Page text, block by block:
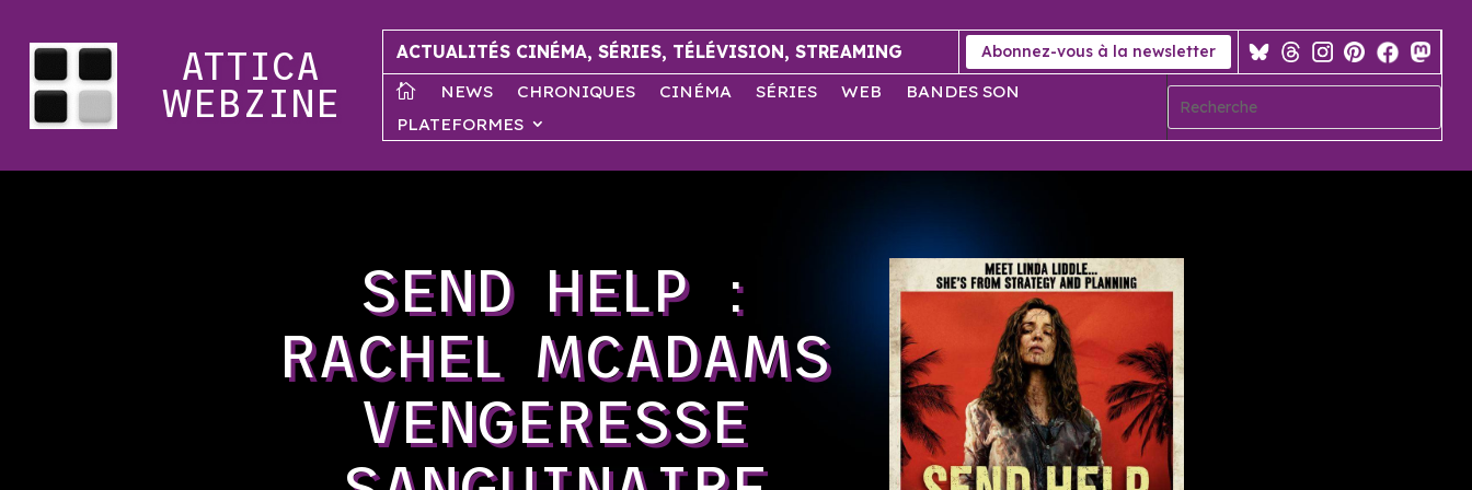
ATTICA
WEBZINE
ACTUALITÉS CINÉMA, SÉRIES, TÉLÉVISION, STREAMING Abonnez-vous à la newsletter
 NEWS CHRONIQUES CINÉMA SÉRIES WEB
BANDES SON
PLATEFORMES
SEND HELP :
RACHEL MCADAMS
VENGERESSE